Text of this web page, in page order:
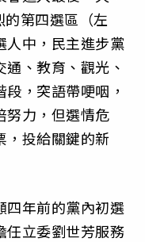
第四選區（左
人中，民主進步黨
、教育、觀光、
，突語帶哽咽，
努力，但選情危
，投給關鍵的新
四年前的黨內初選
任立委劉世芳服務